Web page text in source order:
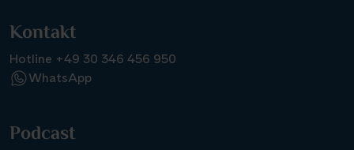
Kontakt
Hotline +49 30 346 456 950
WhatsApp
Podcast